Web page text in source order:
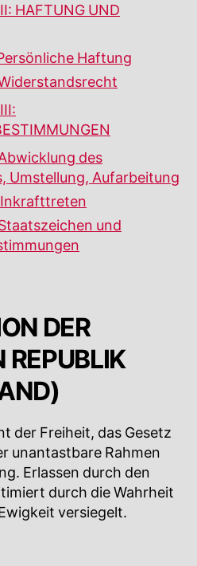
HAFTUNG UND
Haftung
des
Umstellung, Aufarbeitung
und
DER
REPUBLIK
der Freiheit, das Gesetz
unantastbare Rahmen
Erlassen durch den
durch die Wahrheit
versiegelt.